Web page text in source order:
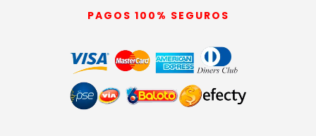
PAGOS 100% SEGUROS